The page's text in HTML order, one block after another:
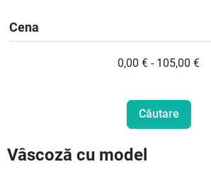
Cena
0,00 € - 105,00 €
Vâscoză cu model